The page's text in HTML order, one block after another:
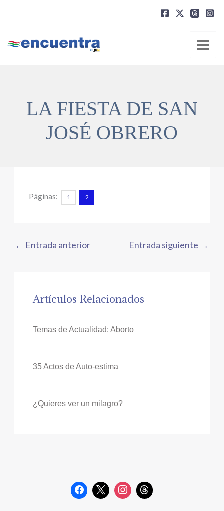
LA FIESTA DE SAN
JOSÉ OBRERO
Páginas: 1 2
← Entrada anterior Entrada siguiente →
Artículos Relacionados
Temas de Actualidad: Aborto
35 Actos de Auto-estima
¿Quieres ver un milagro?